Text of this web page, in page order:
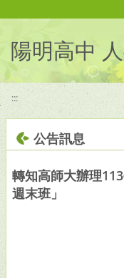
陽明高中
:::
公告訊息
轉知高師大辦理
週末班」